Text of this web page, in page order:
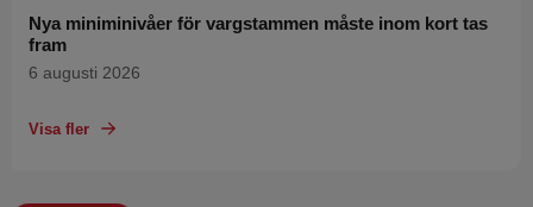
Nya miniminivåer för vargstammen måste inom kort tas
fram
6 augusti 2026
Visa fler